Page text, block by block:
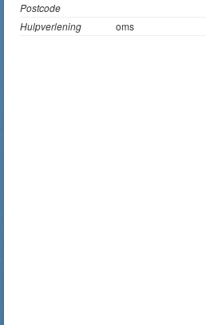
Postcode
Hulpverlening
oms